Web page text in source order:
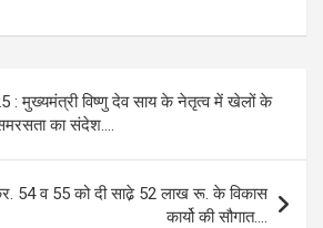
e
gr
a
m
ail py
Li
n
k
ar
e
: मुख्यमंत्री विष्णु देव साय के नेतृत्व में खेलों के
का संदेश….
क्र. 54 व 55 को दी साढे़ 52 लाख रू. के विकास
कार्यो की सौगात….